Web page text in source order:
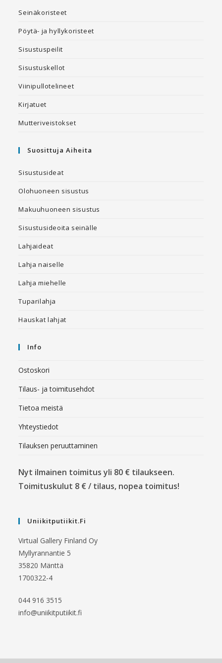
Seinäkoristeet
Pöytä- ja hyllykoristeet
Sisustuspeilit
Sisustuskellot
Viinipullotelineet
Kirjatuet
Mutteriveistokset
Suosittuja Aiheita
Sisustusideat
Olohuoneen sisustus
Makuuhuoneen sisustus
Sisustusideoita seinälle
Lahjaideat
Lahja naiselle
Lahja miehelle
Tuparilahja
Hauskat lahjat
Info
Ostoskori
Tilaus- ja toimitusehdot
Tietoa meistä
Yhteystiedot
Tilauksen peruuttaminen
Nyt ilmainen toimitus yli 80 € tilaukseen.
Toimituskulut 8 € / tilaus, nopea toimitus!
Uniikitputiikit.fi
Virtual Gallery Finland Oy
Myllyrannantie 5
35820 Mänttä
1700322-4
044 916 3515
info@uniikitputiikit.fi